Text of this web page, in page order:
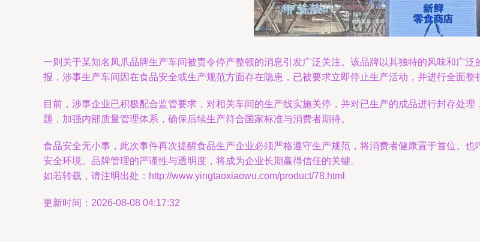
一则关于某知名凤爪品牌生产车间被责令停产整顿的消息引发广泛关注。该品牌以其独特的风味和广
报，涉事生产车间因在食品安全或生产规范方面存在隐患，已被要求立即停止生产活动，并进行全面整
目前，涉事企业已积极配合监管要求，对相关车间的生产线实施关停，并对已生产的成品进行封存处
题，加强内部质量管理体系，确保后续生产符合国家标准与消费者期待。
食品安全无小事，此次事件再次提醒食品生产企业必须严格遵守生产规范，将消费者健康置于首位。
安全环境。品牌管理的严谨性与透明度，将成为企业长期赢得信任的关键。
如若转载，请注明出处：http://www.yingtaoxiaowu.com/product/78.html
更新时间：2026-08-08 04:17:32